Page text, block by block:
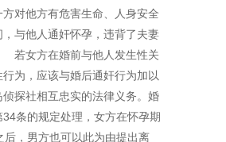
他方有危害生命、人身安全
与他人通奸怀孕，违背了夫妻
若女方在婚前与他人发生性关
为，应该与婚后通奸行为加以
探社相互忠实的法律义务。婚
条的规定处理，女方在怀孕期
，男方也可以此为由提出离